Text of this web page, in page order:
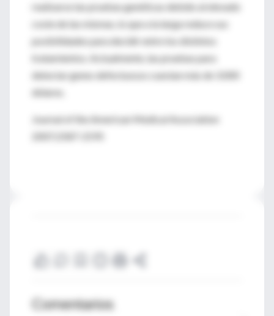
realizarse las pruebas genéticas debido al elevado
coste de las mismas, lo que a la larga reduce sus
posibilidades para decidir entre los distintos
tratamientos. Actualmente, las pruebas para
detectar genes defectuosos cuestan más de 3.000
dólares.
Journal of the American Medical Association
2007;2587-2595
Comentarios